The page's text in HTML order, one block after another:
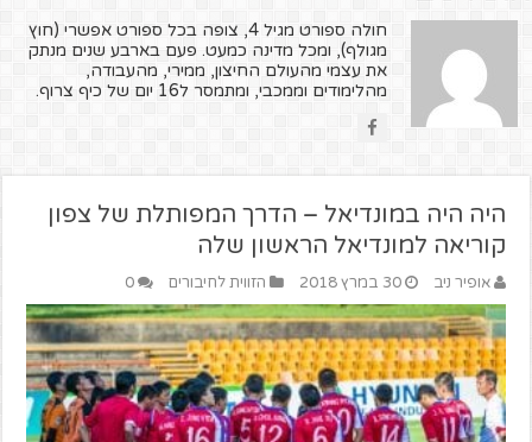
חולה ספורט מגיל 4, צופה בכל ספורט אפשרי (חוץ
מגולף), ומכל מדינה כמעט. פעם בארבע שנים מנתק
את עצמי מהעולם החיצון, ממירי, מהעבודה,
מהלימודים וממכבי, ומתמסר ל16 יום של כיף צרוף.
היה היה במונדיאל – הדרך המפותלת של צפון
קוריאה למונדיאל הראשון שלה
אופיר ניב 30 במרץ 2018 הזווית לחיבורים 0